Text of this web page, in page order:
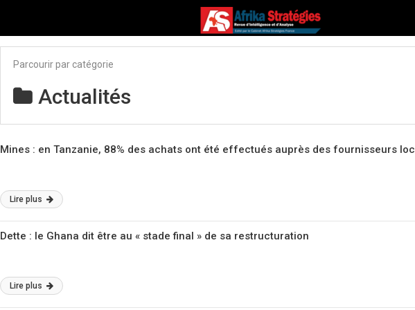
Parcourir par catégorie
Actualités
Mines : en Tanzanie, 88% des achats ont été effectués auprès des fournisseurs
Lire plus
Dette : le Ghana dit être au « stade final » de sa restructuration
Lire plus